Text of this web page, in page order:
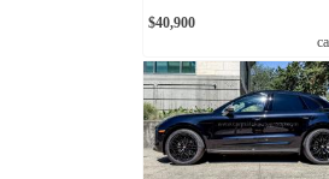
$40,900